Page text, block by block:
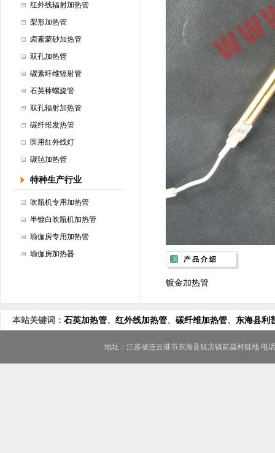
红外线辐射加热管
梨形加热管
卤素蒙砂加热管
双孔加热管
碳素纤维辐射管
石英棒螺旋管
双孔辐射加热管
碳纤维发热管
医用红外线灯
碳毡加热管
特种生产行业
吹瓶机专用加热管
半镀白吹瓶机加热管
瑜伽房专用加热管
瑜伽房加热器
镀金加热管
本站关键词： 石英加热管、 红外线加热管、 碳纤维加热管、 东海县利
地址：江苏省连云港市东海县双店镇前昌村驻地 电话